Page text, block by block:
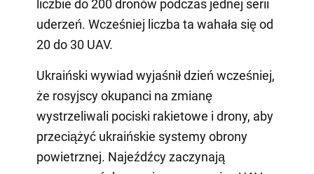
liczbie do 200 dronów podczas jednej serii
uderzeń. Wcześniej liczba ta wahała się od
20 do 30 UAV.
Ukraiński wywiad wyjaśnił dzień wcześniej,
że rosyjscy okupanci na zmianę
wystrzeliwali pociski rakietowe i drony, aby
przeciążyć ukraińskie systemy obrony
powietrznej. Najeźdźcy zaczynają